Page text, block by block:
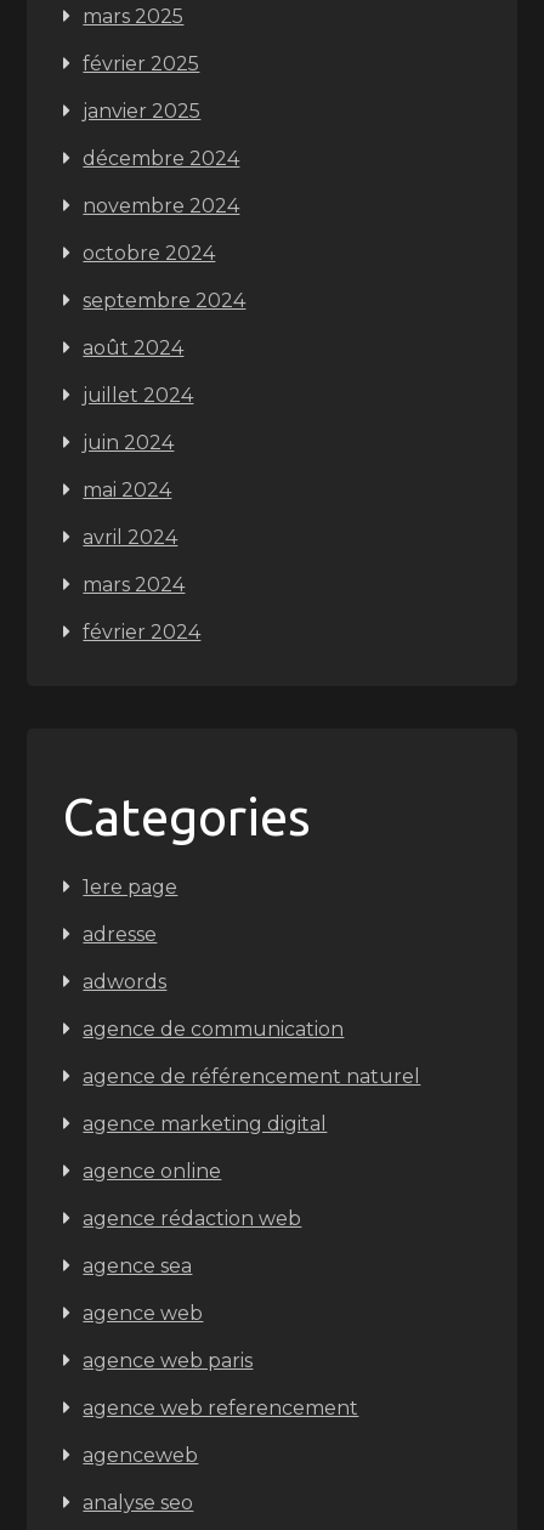
mars 2025
février 2025
janvier 2025
décembre 2024
novembre 2024
octobre 2024
septembre 2024
août 2024
juillet 2024
juin 2024
mai 2024
avril 2024
mars 2024
février 2024
Categories
1ere page
adresse
adwords
agence de communication
agence de référencement naturel
agence marketing digital
agence online
agence rédaction web
agence sea
agence web
agence web paris
agence web referencement
agenceweb
analyse seo